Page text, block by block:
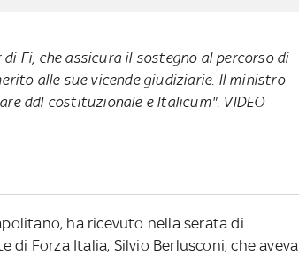
Fi, che assicura il sostegno al percorso di
alle sue vicende giudiziarie. Il ministro
ddl costituzionale e Italicum". VIDEO
ha ricevuto nella serata di
di Forza Italia, Silvio Berlusconi, che aveva